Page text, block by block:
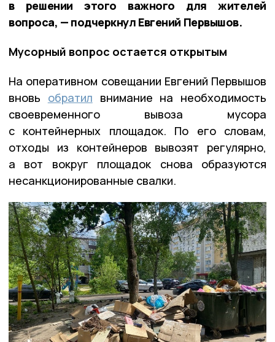
в решении этого важного для жителей
вопроса, — подчеркнул Евгений Первышов.
Мусорный вопрос остается открытым
На оперативном совещании Евгений Первышов
вновь обратил внимание на необходимость
своевременного вывоза мусора
с контейнерных площадок. По его словам,
отходы из контейнеров вывозят регулярно,
а вот вокруг площадок снова образуются
несанкционированные свалки.